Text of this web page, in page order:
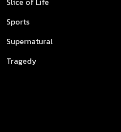
Sports
Supernatural
Tragedy